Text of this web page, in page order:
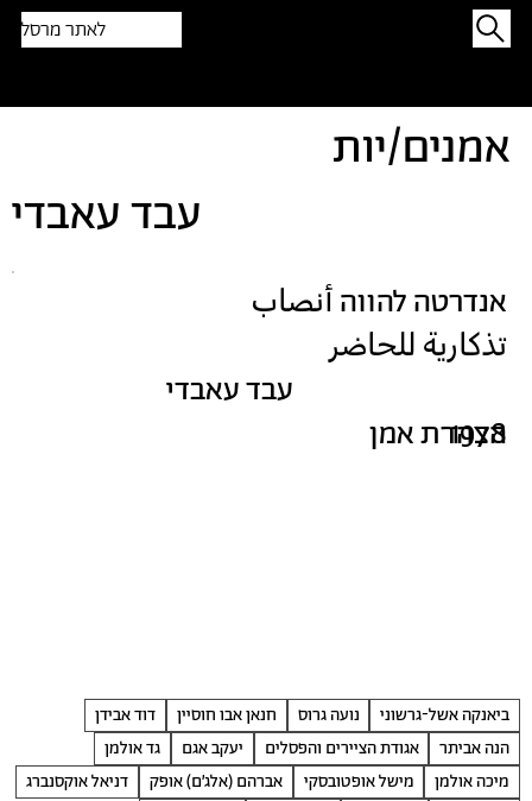
לאתר מרסל
הצהרת אמן
אנדרטה להווה أنصاب
تذكارية للحاضر
עבד עאבדי
1978
ביאנקה אשל-גרשוני נועה גרוס חנאן אבו חוסיין
דוד אבידן
הנה אביתר
אגודת הציירים והפסלים יעקב אגם
גד אולמן
מיכה אולמן
מישל אופטובסקי אברהם (אלג׳ם) אופק
דניאל אוקסנברג
עבד עאבדי
אמנים/יות